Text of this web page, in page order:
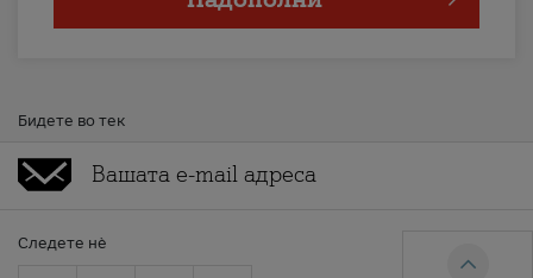
Бидете во тек
Следете нè